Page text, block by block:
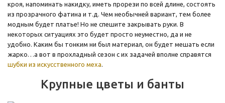
кроя, напоминать накидку, иметь прорези по всей длине, состоять
из прозрачного фатина и т.д. Чем необычней вариант, тем более
модным будет платье! Но не спешите закрывать руки. В
некоторых ситуациях это будет просто неуместно, да и не
удобно. Каким бы тонким ни был материал, он будет мешать если
жарко…а вот в прохладный сезон с их задачей вполне справятся
шубки из искусственного меха.
Крупные цветы и банты